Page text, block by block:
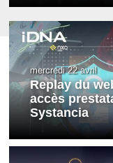
mercredi 22 avril
Replay du
accès
Systancia